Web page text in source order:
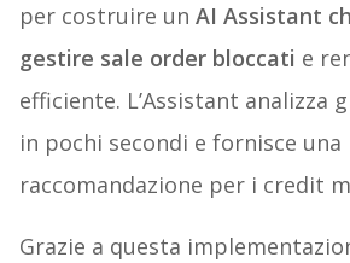
per costruire un AI Assistant
gestire sale order bloccati e
efficiente. L’Assistant analizza
in pochi secondi e fornisce una
raccomandazione per i credit
Grazie a questa